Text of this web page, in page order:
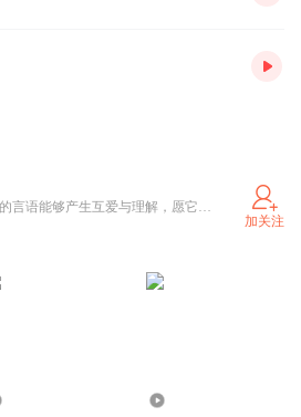
言语传万里，愿我的言语能够产生互爱与理解，愿它们美如宝石，丽如花朵。
加关注